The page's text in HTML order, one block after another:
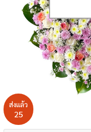
ส่งแล้ว
25